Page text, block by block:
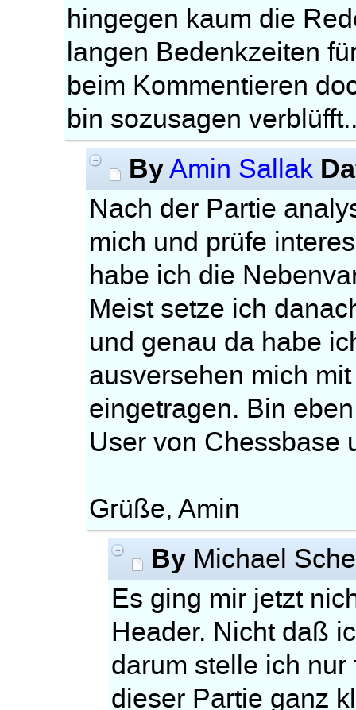
hingegen kaum die
langen Bedenkzeiten
beim Kommentieren
bin sozusagen
ByAmin Sallak
Nach der Partie
mich und prüfe
habe ich die
Meist setze ich
und genau da habe
ausversehen mich
eingetragen. Bin
User von
Grüße, Amin
By Michael
Es ging mir jetzt
Header. Nicht daß
darum stelle ich
dieser Partie ganz